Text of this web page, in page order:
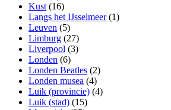
Kust (16)
Langs het IJsselmeer(1)
Leuven (5)
Limburg (27)
Liverpool (3)
Londen (6)
Londen Beatles (2)
Londen musea (4)
Luik (provincie) (4)
Luik (stad) (15)